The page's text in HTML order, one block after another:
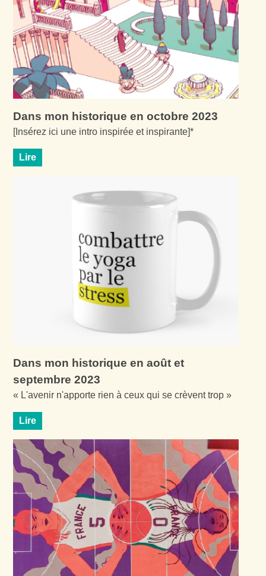
Dans mon historique en octobre 2023
[Insérez ici une intro inspirée et inspirante]*
Lire
Dans mon historique en août et
septembre 2023
« L'avenir n'apporte rien à ceux qui se crèvent trop »
Lire